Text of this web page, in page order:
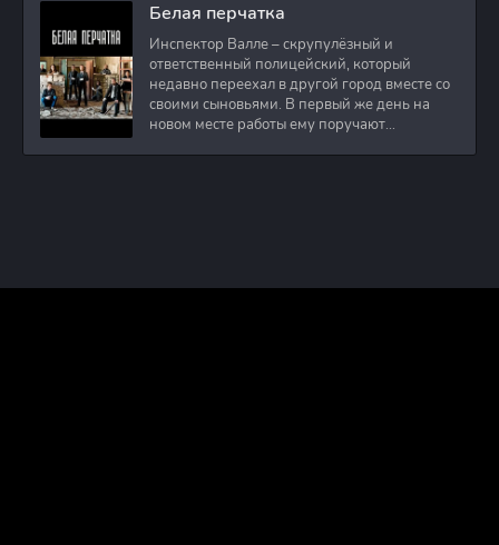
Белая перчатка
Инспектор Валле – скрупулёзный и
ответственный полицейский, который
недавно переехал в другой город вместе со
своими сыновьями. В первый же день на
новом месте работы ему поручают